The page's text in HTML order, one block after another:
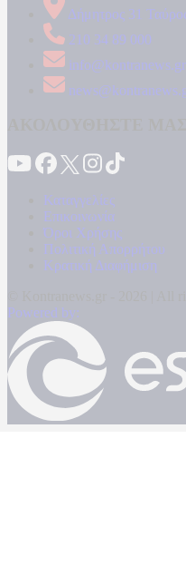
Δήμητρος 31
210 34 89 000
info@kontranews.gr
Καταγγελίες
Επικοινωνία
Όροι Χρήσης
Πολιτική Απορρήτου
Κρατική Διαφήμιση
Powered by: